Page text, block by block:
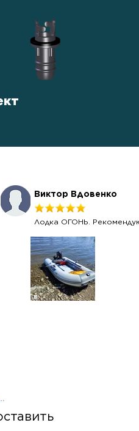
Виктор Вдовенко
Лодка ОГОНЬ.
/ Вход